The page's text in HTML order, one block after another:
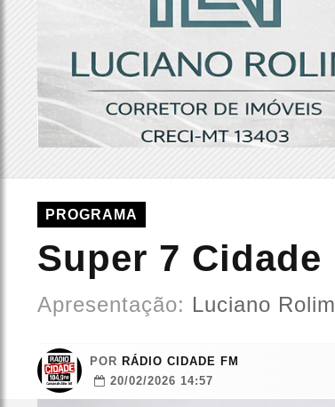
PROGRAMA
Super 7 Cidade
Apresentação: Luciano Rolim
POR RÁDIO CIDADE FM
20/02/2026 14:57